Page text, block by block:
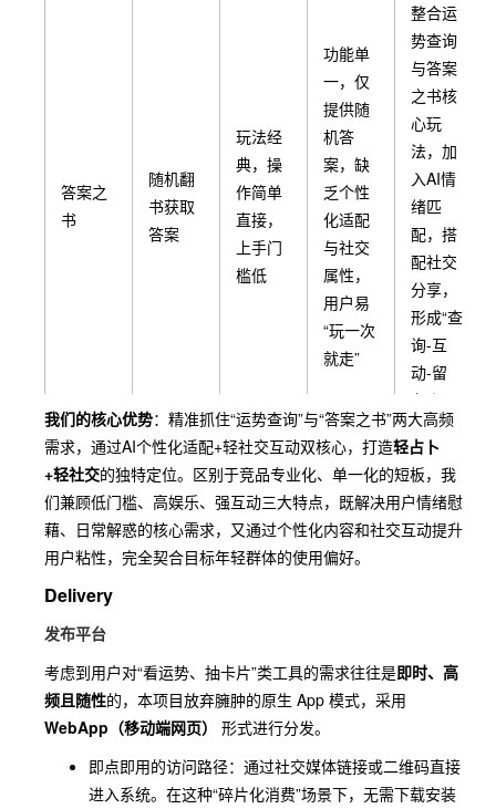
答案之
书
随机翻
书获取
答案
玩法经
典，操
作简单
直接，
上手门
槛低
功能单
一，仅
提供随
机答
案，缺
乏个性
化适配
与社交
属性，
用户易
“玩一次
就走”
整合运
势查询
与答案
之书核
心玩
法，加
入AI情
绪匹
配，搭
配社交
分享，
形成“查
询-互
动-留
存”闭环
各类星
座运势
小程序
每日星
座运势
传播速
度快，
内容高
度同质
化，多
为模板
化输
据沉
淀，用
AI生成
千人千
同质化
简化塔
我们的核心优势：精准抓住“运势查询”与“答案之书”两大高频
需求，通过AI个性化适配+轻社交互动双核心，打造轻占卜
+轻社交的独特定位。区别于竞品专业化、单一化的短板，我
们兼顾低门槛、高娱乐、强互动三大特点，既解决用户情绪慰
藉、日常解惑的核心需求，又通过个性化内容和社交互动提升
用户粘性，完全契合目标年轻群体的使用偏好。
Delivery
发布平台
考虑到用户对“看运势、抽卡片”类工具的需求往往是即时、高
频且随性的，本项目放弃臃肿的原生 App 模式，采用
WebApp（移动端网页）
形式进行分发。
即点即用的访问路径：通过社交媒体链接或二维码直接
进入系统。在这种“碎片化消费”场景下，无需下载安装